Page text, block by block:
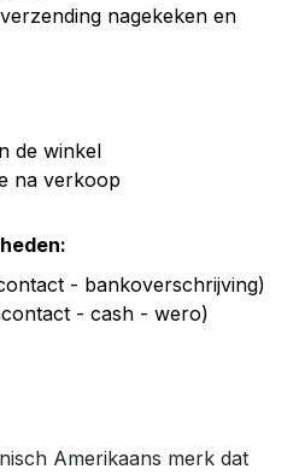
nagekeken en
de winkel
na verkoop
- bankoverschrijving)
- cash - wero)
Amerikaans merk dat